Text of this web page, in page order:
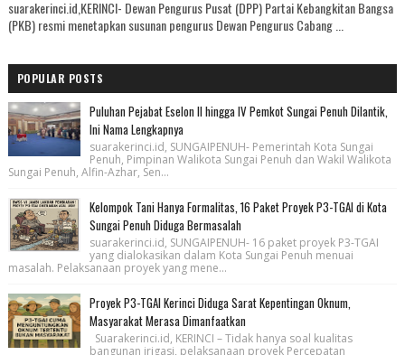
suarakerinci.id,KERINCI- Dewan Pengurus Pusat (DPP) Partai Kebangkitan Bangsa
(PKB) resmi menetapkan susunan pengurus Dewan Pengurus Cabang ...
POPULAR POSTS
Puluhan Pejabat Eselon II hingga IV Pemkot Sungai Penuh Dilantik,
Ini Nama Lengkapnya
suarakerinci.id, SUNGAIPENUH- Pemerintah Kota Sungai
Penuh, Pimpinan Walikota Sungai Penuh dan Wakil Walikota
Sungai Penuh, Alfin-Azhar, Sen...
Kelompok Tani Hanya Formalitas, 16 Paket Proyek P3-TGAI di Kota
Sungai Penuh Diduga Bermasalah
suarakerinci.id, SUNGAIPENUH- 16 paket proyek P3-TGAI
yang dialokasikan dalam Kota Sungai Penuh menuai
masalah. Pelaksanaan proyek yang mene...
Proyek P3-TGAI Kerinci Diduga Sarat Kepentingan Oknum,
Masyarakat Merasa Dimanfaatkan
Suarakerinci.id, KERINCI – Tidak hanya soal kualitas
bangunan irigasi, pelaksanaan proyek Percepatan